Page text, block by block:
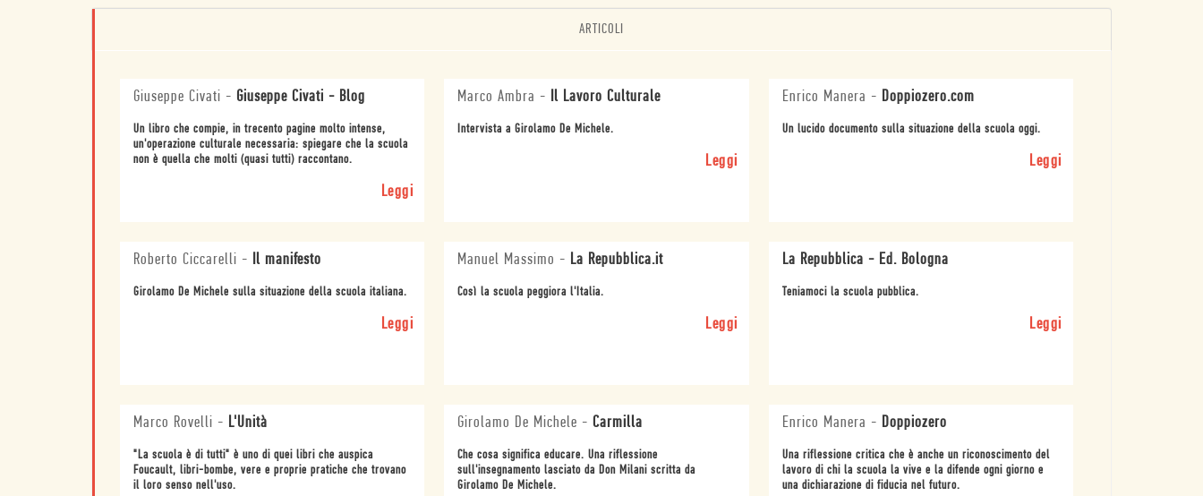
ARTICOLI
Giuseppe Civati - Giuseppe Civati - Blog
Un libro che compie, in trecento pagine molto intense,
un'operazione culturale necessaria: spiegare che la scuola
non è quella che molti (quasi tutti) raccontano.
Leggi
Marco Ambra - Il Lavoro Culturale
Intervista a Girolamo De Michele.
Leggi
Enrico Manera - Doppiozero.com
Un lucido documento sulla situazione della scuola oggi.
Leggi
Roberto Ciccarelli - Il manifesto
Girolamo De Michele sulla situazione della scuola italiana.
Leggi
Manuel Massimo - La Repubblica.it
Così la scuola peggiora l'Italia.
Leggi
La Repubblica - Ed. Bologna
Teniamoci la scuola pubblica.
Leggi
Marco Rovelli - L'Unità
"La scuola è di tutti" è uno di quei libri che auspica
Foucault, libri-bombe, vere e proprie pratiche che trovano
il loro senso nell'uso.
Girolamo De Michele -Carmilla
Che cosa significa educare. Una riflessione
sull'insegnamento lasciato da Don Milani scritta da
Girolamo De Michele.
Enrico Manera - Doppiozero
Una riflessione critica che è anche un riconoscimento del
lavoro di chi la scuola la vive e la difende ogni giorno e
una dichiarazione di fiducia nel futuro.